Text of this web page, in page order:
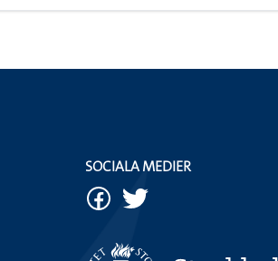
SOCIALA MEDIER